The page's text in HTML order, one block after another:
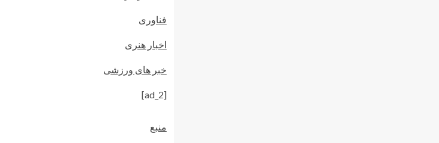
فناوری
اخبار هنری
خبر های ورزشی
[ad_2]
منبع